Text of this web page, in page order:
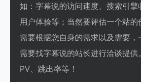
如：字幕说的访问速度、搜索引擎
用户体验等；当然要评估一个站
需要根据您自身的需求以及需要，
需要找字幕说的站长进行洽谈提供
PV、跳出率等！